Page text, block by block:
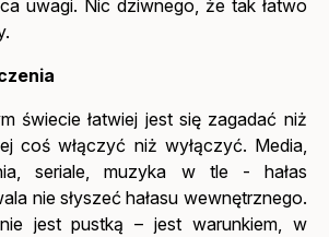
uwagi. Nic dziwnego, że tak łatwo
świecie łatwiej jest się zagadać niż
coś włączyć niż wyłączyć. Media,
seriale, muzyka w tle - hałas
nie słyszeć hałasu wewnętrznego.
jest pustką – jest warunkiem, w